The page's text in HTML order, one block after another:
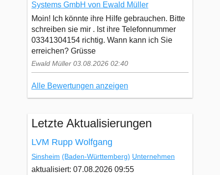
Systems GmbH von Ewald Müller
Moin! Ich könnte ihre Hilfe gebrauchen. Bitte
schreiben sie mir . Ist ihre Telefonnummer
03341304154 richtig. Wann kann ich Sie
erreichen? Grüsse
Ewald Müller 03.08.2026 02:40
Alle Bewertungen anzeigen
Letzte Aktualisierungen
LVM Rupp Wolfgang
Sinsheim (Baden-Württemberg) Unternehmen
aktualisiert: 07.08.2026 09:55